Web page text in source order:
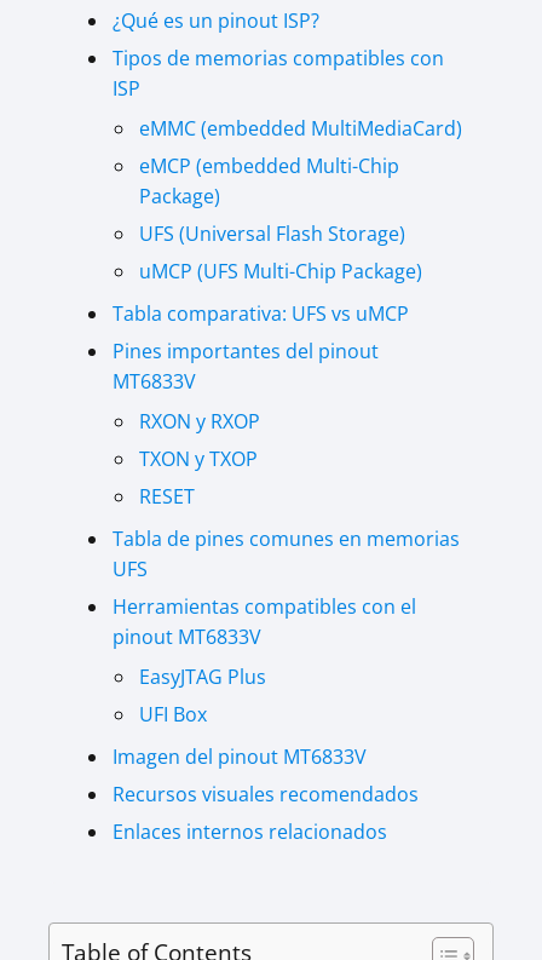
¿Qué es un pinout ISP?
Tipos de memorias compatibles con
ISP
eMMC (embedded MultiMediaCard)
eMCP (embedded Multi-Chip
Package)
UFS (Universal Flash Storage)
uMCP (UFS Multi-Chip Package)
Tabla comparativa: UFS vs uMCP
Pines importantes del pinout
MT6833V
RXON y RXOP
TXON y TXOP
RESET
Tabla de pines comunes en memorias
UFS
Herramientas compatibles con el
pinout MT6833V
EasyJTAG Plus
UFI Box
Imagen del pinout MT6833V
Recursos visuales recomendados
Enlaces internos relacionados
Table of Contents